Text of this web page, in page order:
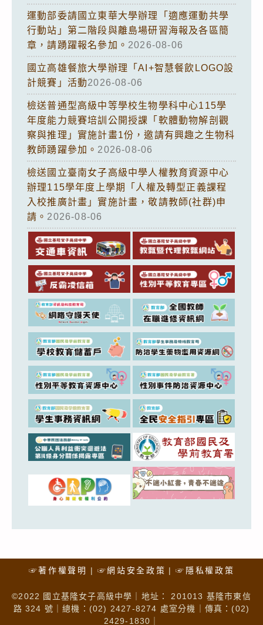
運動部委請國立東華大學辦理「適應運動共學
行動站」第二階段與離島場研習海報及各區簡
章，請踴躍報名參加。 2026-08-06
國立高雄餐旅大學辦理「AI+智慧餐飲LOGO設
計競賽」活動2026-08-06
檢送普通型高級中等學校生物學科中心115學
年度能力競賽培訓公開授課「軟體動物解剖觀
察與推理」實施計畫1份，邀請有興趣之生物科
教師踴躍參加。 2026-08-06
檢送國立臺南女子高級中學人權教育資源中心
辦理115學年度上學期「人權及轉型正義課程
入校推廣計畫」實施計畫，敬請教師(社群)申
請。 2026-08-06
☞著作權聲明 ☞網站安全政策 ☞隱私權政策
©2022 國立基隆女子高級中學｜地址： 201013 基隆市東信
路 324 號｜總機：(02) 2427-8274 處室分機｜傳真：(02)
2429-1830｜